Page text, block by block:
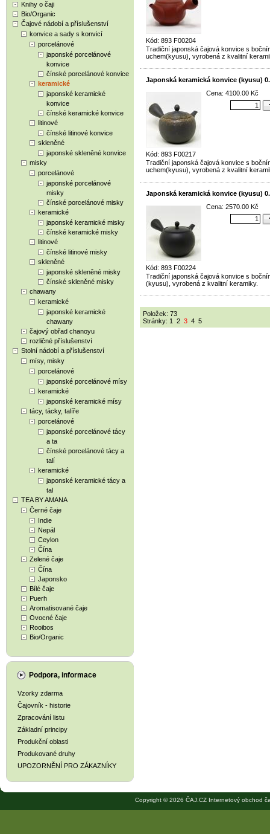
Knihy o čaji
Bio/Organic
Čajové nádobí a příslušenství
konvice a sady s konvicí
porcelánové
japonské porcelánové
konvice
čínské porcelánové konvice
keramické
japonské keramické
konvice
čínské keramické konvice
litinové
čínské litinové konvice
skleněné
japonské skleněné konvice
misky
porcelánové
japonské porcelánové
misky
čínské porcelánové misky
keramické
japonské keramické misky
čínské keramické misky
litinové
čínské litinové misky
skleněné
japonské skleněné misky
čínské skleněné misky
chawany
keramické
japonské keramické
chawany
čajový obřad chanoyu
rozličné příslušenství
Stolní nádobí a příslušenství
mísy, misky
porcelánové
japonské porcelánové mísy
keramické
japonské keramické mísy
tácy, tácky, talíře
porcelánové
japonské porcelánové tácy
a ta
čínské porcelánové tácy a
talí
keramické
japonské keramické tácy a
tal
TEA BY AMANA
Černé čaje
Indie
Nepál
Ceylon
Čína
Zelené čaje
Čína
Japonsko
Bílé čaje
Puerh
Aromatisované čaje
Ovocné čaje
Rooibos
Bio/Organic
Podpora, informace
Vzorky zdarma
Čajovník - historie
Zpracování listu
Základní principy
Produkční oblasti
Produkované druhy
UPOZORNĚNÍ PRO ZÁKAZNÍKY
Kód: 893 F00204
Tradiční japonská čajová konvice s
uchem(kyusu), vyrobená z kvalitní
Japonská keramická konvice (kyusu)
Kód: 893 F00217
Cena: 4100.00 Kč
Tradiční japonská čajová konvice s
uchem(kyusu), vyrobená z kvalitní
Japonská keramická konvice (kyusu)
Kód: 893 F00224
Cena: 2570.00 Kč
Tradiční japonská čajová konvice s
(kyusu), vyrobená z kvalitní keramiky.
Položek: 73
Stránky: 1 2 3 4 5
Copyright © 2026 ČAJ.CZ Internetový obchod